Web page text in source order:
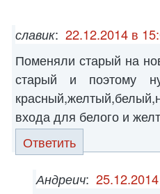
славик: 22.12.2014 в
Поменяли старый на
старый и поэтому
входа для белого и
Ответить
Андреич: